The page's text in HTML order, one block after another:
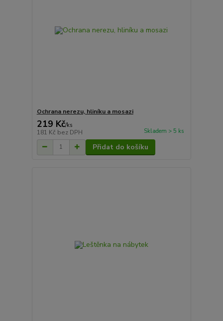
Ochrana nerezu, hliníku a mosazi
219 Kč/ks
181 Kč bez DPH Skladem > 5 ks
Přidat do košíku